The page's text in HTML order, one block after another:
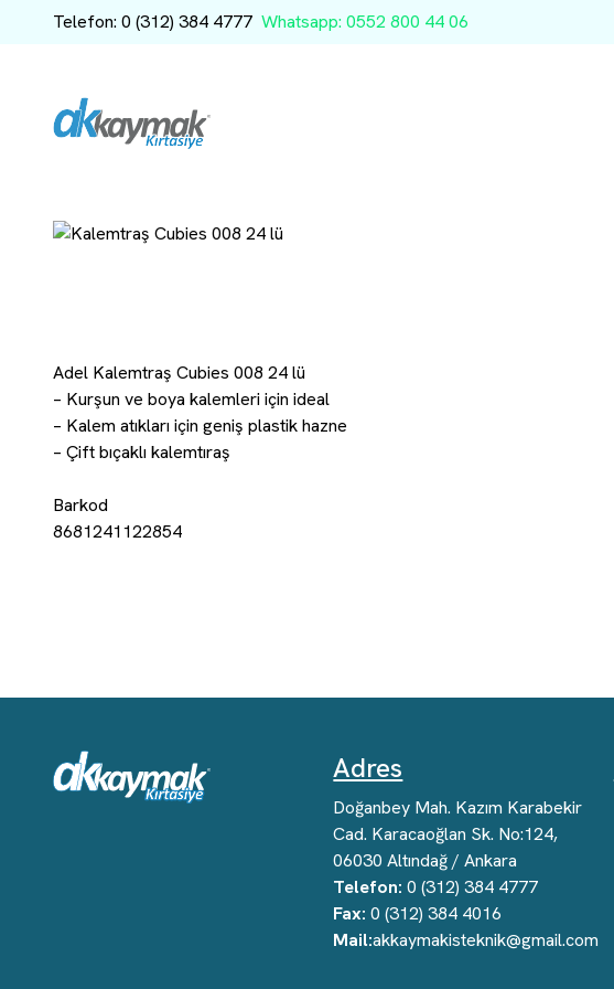
Telefon: 0 (312) 384 4777 Whatsapp: 0552 800 44 06
Adel Kalemtraş Cubies 008 24 lü
– Kurşun ve boya kalemleri için ideal
– Kalem atıkları için geniş plastik hazne
– Çift bıçaklı kalemtıraş
Barkod
8681241122854
Adres
Doğanbey Mah. Kazım Karabekir
Cad. Karacaoğlan Sk. No:124,
06030 Altındağ / Ankara
Telefon: 0 (312) 384 4777
Fax: 0 (312) 384 4016
Mail:akkaymakisteknik@gmail.com